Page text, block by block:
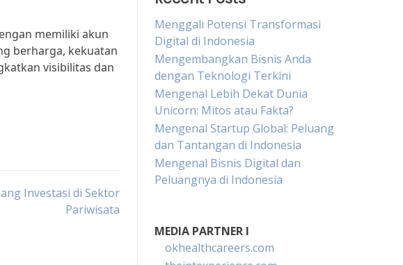
memiliki akun
berharga, kekuatan
visibilitas dan
Investasi di Sektor
Pariwisata
Menggali Potensi Transformasi
Digital di Indonesia
Mengembangkan Bisnis Anda
dengan Teknologi Terkini
Mengenal Lebih Dekat Dunia
Unicorn: Mitos atau Fakta?
Mengenal Startup Global: Peluang
dan Tantangan di Indonesia
Mengenal Bisnis Digital dan
Peluangnya di Indonesia
MEDIA PARTNER I
okhealthcareers.com